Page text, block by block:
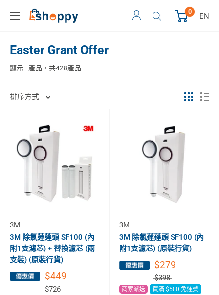
0
EN
Easter Grant Offer
顯示 - 產品，共428產品
排序方式
3M
3M 除氯蓮蓬頭 SF100 (內
附1支濾芯) + 替換濾芯 (兩
支裝) (原裝行貨)
$449
$726
3M
3M 除氯蓮蓬頭 SF100 (內
附1支濾芯) (原裝行貨)
$279
$398
商家派送 買滿 $500 免運費